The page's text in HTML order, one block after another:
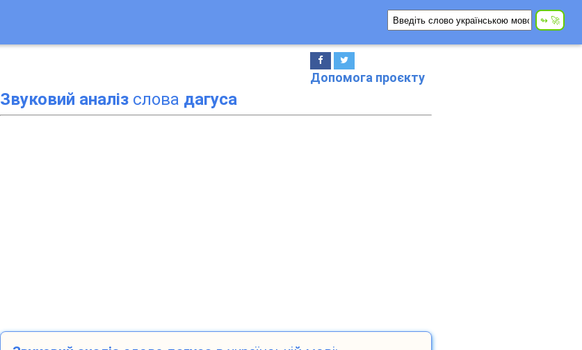
Допомога проєкту
Звуковий аналізслова дагуса